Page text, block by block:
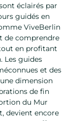
éclairés par
guidés en
ViveBerlin
de comprendre
en profitant
Les guides
et des
dimension
de fin
du Mur
devient encore